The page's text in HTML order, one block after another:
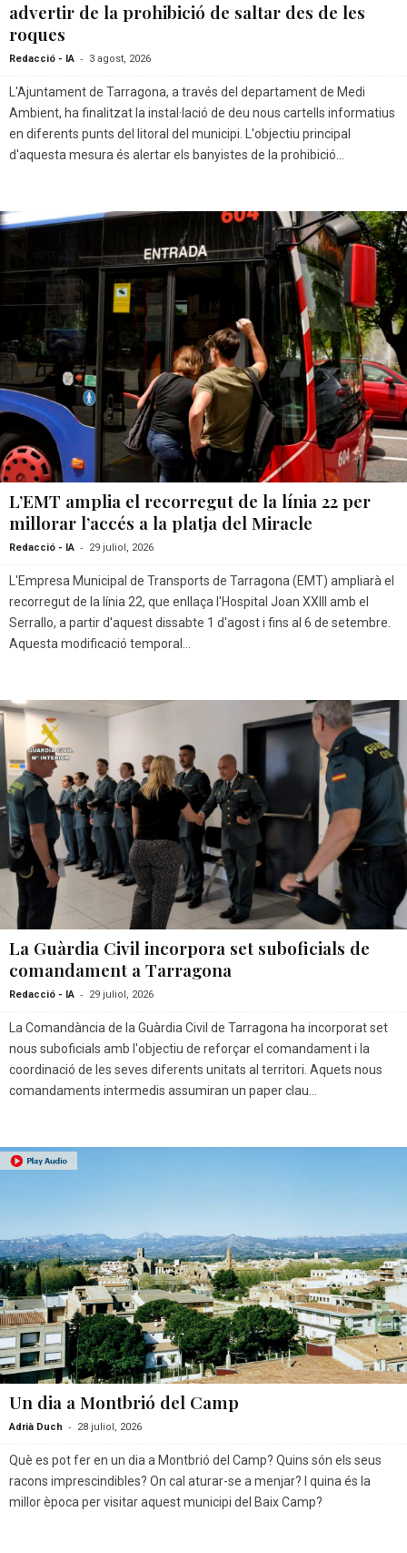
advertir de la prohibició de saltar des de les
roques
Redacció - IA - 3 agost, 2026
L'Ajuntament de Tarragona, a través del departament de Medi
Ambient, ha finalitzat la instal·lació de deu nous cartells informatius
en diferents punts del litoral del municipi. L'objectiu principal
d'aquesta mesura és alertar els banyistes de la prohibició...
L’EMT amplia el recorregut de la línia 22 per
millorar l’accés a la platja del Miracle
Redacció - IA - 29 juliol, 2026
L'Empresa Municipal de Transports de Tarragona (EMT) ampliarà el
recorregut de la línia 22, que enllaça l'Hospital Joan XXIII amb el
Serrallo, a partir d'aquest dissabte 1 d'agost i fins al 6 de setembre.
Aquesta modificació temporal...
La Guàrdia Civil incorpora set suboficials de
comandament a Tarragona
Redacció - IA - 29 juliol, 2026
La Comandància de la Guàrdia Civil de Tarragona ha incorporat set
nous suboficials amb l'objectiu de reforçar el comandament i la
coordinació de les seves diferents unitats al territori. Aquets nous
comandaments intermedis assumiran un paper clau...
Un dia a Montbrió del Camp
Adrià Duch - 28 juliol, 2026
Què es pot fer en un dia a Montbrió del Camp? Quins són els seus
racons imprescindibles? On cal aturar-se a menjar? I quina és la
millor època per visitar aquest municipi del Baix Camp?